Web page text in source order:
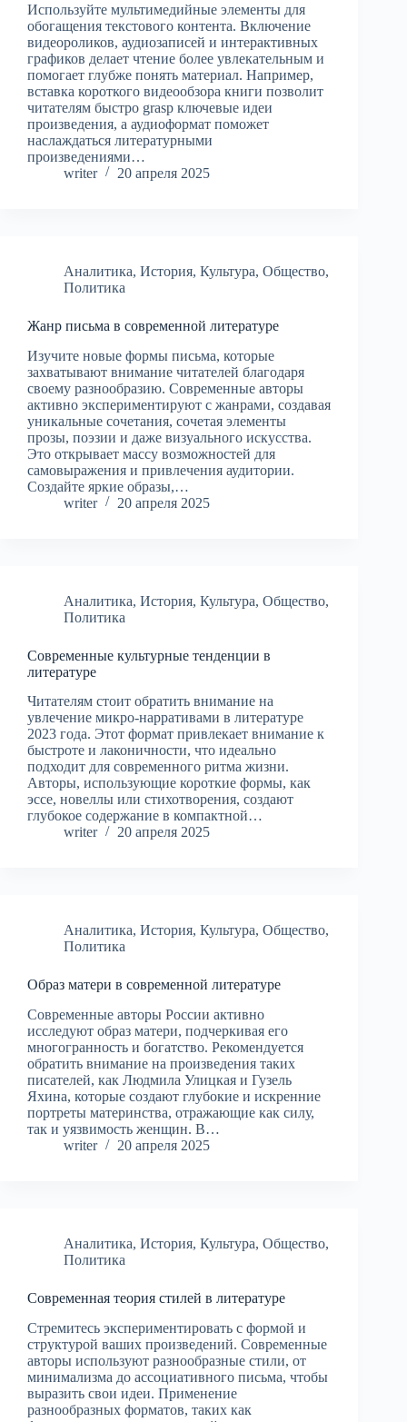
Используйте мультимедийные элементы для
обогащения текстового контента. Включение
видеороликов, аудиозаписей и интерактивных
графиков делает чтение более увлекательным и
помогает глубже понять материал. Например,
вставка короткого видеообзора книги позволит
читателям быстро grasp ключевые идеи
произведения, а аудиоформат поможет
наслаждаться литературными
произведениями…
writer
20 апреля 2025
Аналитика, История, Культура, Общество,
Политика
Жанр письма в современной литературе
Изучите новые формы письма, которые
захватывают внимание читателей благодаря
своему разнообразию. Современные авторы
активно экспериментируют с жанрами, создавая
уникальные сочетания, сочетая элементы
прозы, поэзии и даже визуального искусства.
Это открывает массу возможностей для
самовыражения и привлечения аудитории.
Создайте яркие образы,…
writer
20 апреля 2025
Аналитика, История, Культура, Общество,
Политика
Современные культурные тенденции в
литературе
Читателям стоит обратить внимание на
увлечение микро-нарративами в литературе
2023 года. Этот формат привлекает внимание к
быстроте и лаконичности, что идеально
подходит для современного ритма жизни.
Авторы, использующие короткие формы, как
эссе, новеллы или стихотворения, создают
глубокое содержание в компактной…
writer
20 апреля 2025
Аналитика, История, Культура, Общество,
Политика
Образ матери в современной литературе
Современные авторы России активно
исследуют образ матери, подчеркивая его
многогранность и богатство. Рекомендуется
обратить внимание на произведения таких
писателей, как Людмила Улицкая и Гузель
Яхина, которые создают глубокие и искренние
портреты материнства, отражающие как силу,
так и уязвимость женщин. В…
writer
20 апреля 2025
Аналитика, История, Культура, Общество,
Политика
Современная теория стилей в литературе
Стремитесь экспериментировать с формой и
структурой ваших произведений. Современные
авторы используют разнообразные стили, от
минимализма до ассоциативного письма, чтобы
выразить свои идеи. Применение
разнообразных форматов, таких как